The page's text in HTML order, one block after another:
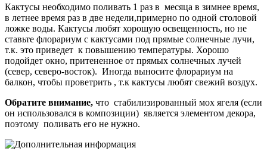
Кактусы необходимо поливать 1 раз в месяца в зимнее время,
в летнее время раз в две недели,примерно по одной столовой
ложке воды. Кактусы любят хорошую освещенность, но не
ставьте флорариум с кактусами под прямые солнечные лучи,
т.к. это приведет к повышению температуры. Хорошо
подойдет окно, притененное от прямых солнечных лучей
(север, северо-восток). Иногда выносите флорариум на
балкон, чтобы проветрить , т.к кактусы любят свежий воздух.
Обратите внимание, что стабилизированный мох ягеля (если
он использовался в композиции) является элементом декора,
поэтому поливать его не нужно.